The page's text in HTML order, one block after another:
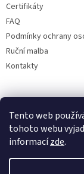
Tento web
tohoto webu
informacízde.
Certifikáty
FAQ
Podmínky ochrany
Ruční malba
Kontakty
Facebook